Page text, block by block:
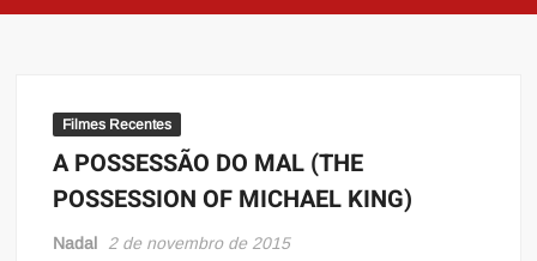
Filmes Recentes
A POSSESSÃO DO MAL (THE
POSSESSION OF MICHAEL KING)
Nadal 2 de novembro de 2015